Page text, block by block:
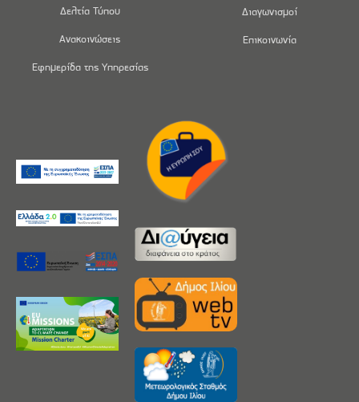
Δελτία Τύπου
Ανακοινώσεις
Εφημερίδα της Υπηρεσίας
Διαγωνισμοί
Επικοινωνία